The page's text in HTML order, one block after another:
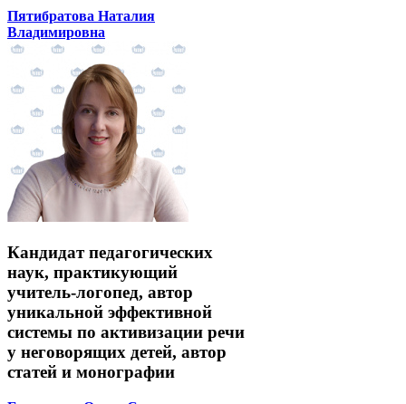
Пятибратова Наталия
Владимировна
Кандидат педагогических
наук, практикующий
учитель-логопед, автор
уникальной эффективной
системы по активизации речи
у неговорящих детей, автор
статей и монографии